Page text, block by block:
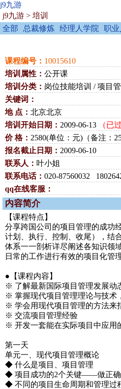
j9九游
j9九游 > 培训
全部
总裁修炼 经理人学院 职业
课程编号： 10015610
培训属性： 公开课
培训分类： 岗位技能培训 / 项目
关键词：
地 点： 北京北京
培训开始日期： 2009-06-13
（已
价 格： 2580(单位：元)（备注：
报名截止日期： 2009-06-10
联系人： 叶小姐
联系电话： 020-87560032
qq在线客服：
内容简介
【课程特点】
分享跨国公司的项目管理的成功
计划、执行、控制、收尾），结
体系一一剖析详尽阐述各知识领
日常的工作进行有效的项目化管理
●【课程内容】
※ 了解最新国际项目管理发展动
※ 掌握现代项目管理理论与技术
※ 学会用现代项目管理的方法来
※ 交流项目管理经验
※ 开发一套能在实际项目中应用
第一天
单元一、现代项目管理概论
◆ 什么是项目、项目管理
◆ 项目成功的2个关键——做正确
◆ 不同的项目生命周期和管理过